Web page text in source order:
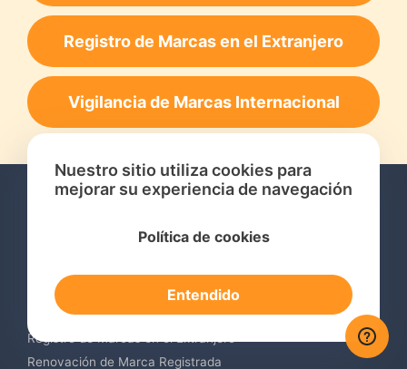
Registro de Marcas en el Extranjero
Vigilancia de Marcas Internacional
Servicios
Consulta de Marcas Registradas
Registro de Marcas en el Extranjero
Renovación de Marca Registrada
Nuestro sitio utiliza cookies para
mejorar su experiencia de navegación
Política de cookies
Entendido